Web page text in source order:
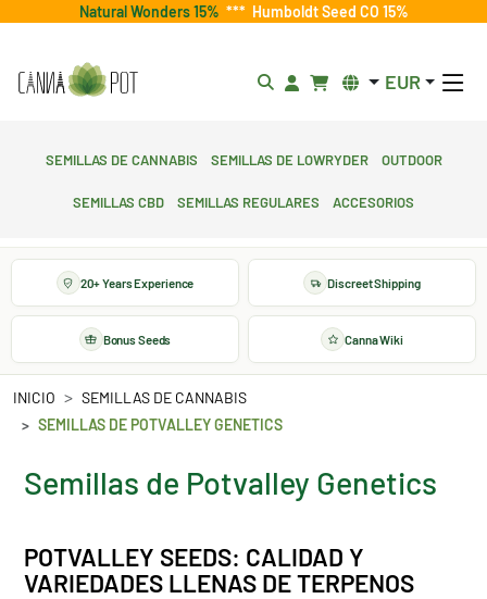
Natural Wonders 15% *** Humboldt Seed CO 15%
EUR
Semillas de cannabis Semillas de lowryder Outdoor
Semillas CBD Semillas regulares Accesorios
20+ Years Experience Discreet Shipping
Bonus Seeds Canna Wiki
INICIO
SEMILLAS DE CANNABIS
SEMILLAS DE POTVALLEY GENETICS
Semillas de Potvalley Genetics
POTVALLEY SEEDS: CALIDAD Y
VARIEDADES LLENAS DE TERPENOS